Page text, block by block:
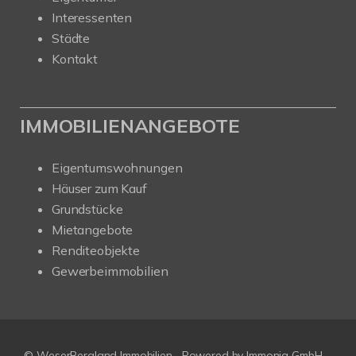
Interessenten
Städte
Kontakt
IMMOBILIENANGEBOTE
Eigentumswohnungen
Häuser zum Kauf
Grundstücke
Mietangebote
Renditeobjekte
Gewerbeimmobilien